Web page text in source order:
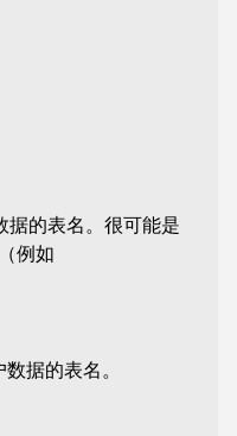
的表名。很可能是
例如
据的表名。